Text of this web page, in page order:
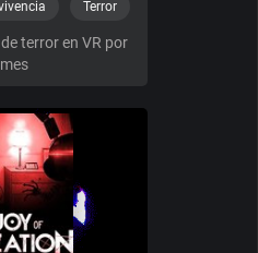
Terror
terror en VR por